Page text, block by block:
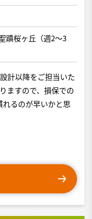
蹟桜ヶ丘（週2～3
計以降をご担当いた
すので、損保での
るのが早いかと思